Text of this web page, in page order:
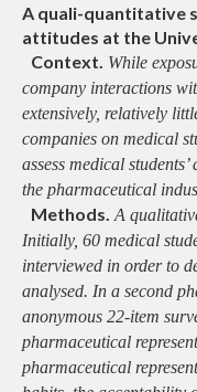
A quali-quantitative
attitudes at the
Context. While
company interactions
extensively, relatively
companies on medical
assess medical
the pharmaceutical
Methods. A
Initially, 60 medical
interviewed in order to
analysed. In a second
anonymous 22-item
pharmaceutical
pharmaceutical